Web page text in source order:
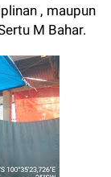
, maupun
M Bahar.